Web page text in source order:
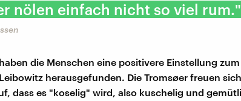
nölen einfach nicht so viel rum."
die Menschen eine positivere Einstellung
herausgefunden. Die Tromsøer freuen
dass es "koselig" wird, also kuschelig und